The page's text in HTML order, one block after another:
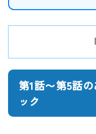
第1話〜第5話
ック